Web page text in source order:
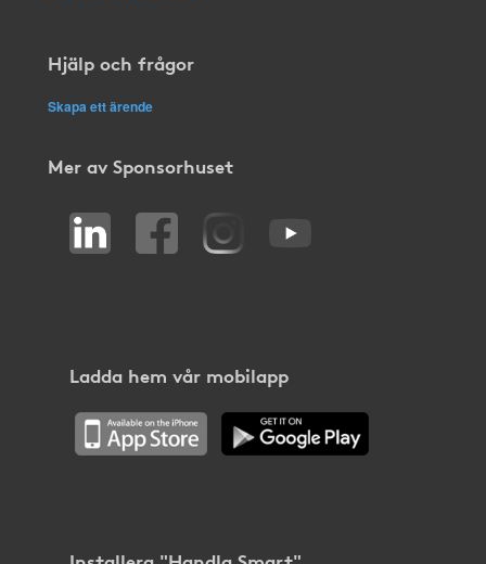
Hjälp och frågor
Skapa ett ärende
Mer av Sponsorhuset
Ladda hem vår mobilapp